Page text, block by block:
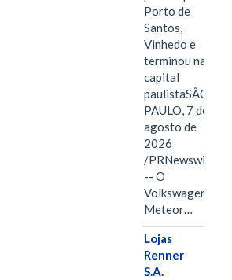
Porto de
Santos,
Vinhedo e
terminou na
capital
paulistaSÃO
PAULO, 7 de
agosto de
2026
/PRNewswire/
-- O
Volkswagen
Meteor…
Lojas
Renner
S.A.